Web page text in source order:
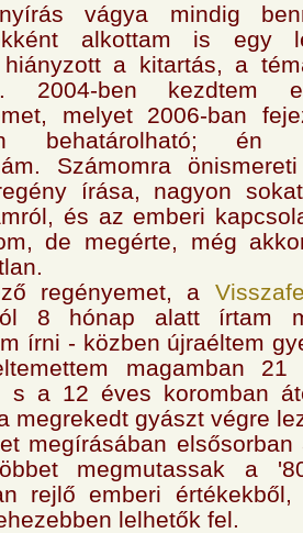
vágya mindig
alkottam is egy
hiányzott a kitartás, a
2004-ben kezdtem
melyet 2006-ban
behatárolható; én
Számomra
írása, nagyon
és az emberi
de megérte, még
regényemet, a
8 hónap alatt írtam
írni - közben újraéltem
magamban 21
s a 12 éves koromban
megrekedt gyászt végre
megírásában
megmutassak a
rejlő emberi
lelhetők fel.